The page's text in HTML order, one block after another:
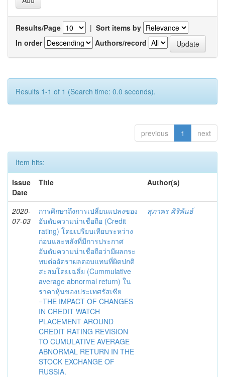
Results/Page | Sort items by
In order
Authors/record
Results 1-1 of 1 (Search time: 0.0 seconds).
previous 1 next
Item hits:
Issue
Date
Title Author(s)
2020-
07-03
การศึกษาถึงการเปลี่ยนแปลงของ
อันดับความน่าเชื่อถือ (Credit
rating) โดยเปรียบเทียบระหว่าง
ก่อนและหลังที่มีการประกาศ
อันดับความน่าเชื่อถือว่ามีผลกระ
ทบต่ออัตราผลตอบแทนที่ผิดปกติ
สะสมโดยเฉลี่ย (Cummulative
average abnormal return) ใน
ราคาหุ้นของประเทศรัสเซีย
=THE IMPACT OF CHANGES
IN CREDIT WATCH
PLACEMENT AROUND
CREDIT RATING REVISION
TO CUMULATIVE AVERAGE
ABNORMAL RETURN IN THE
STOCK EXCHANGE OF
RUSSIA.
สุภาพร ศิริพันธ์